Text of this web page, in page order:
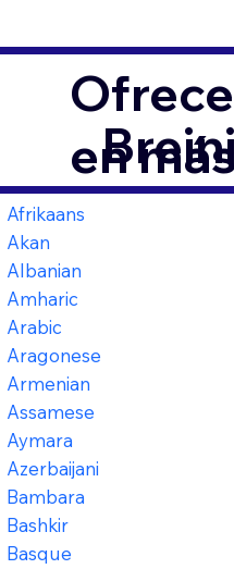
en
Afrikaans
Akan
Albanian
Amharic
Arabic
Aragonese
Armenian
Assamese
Aymara
Azerbaijani
Bambara
Bashkir
Basque